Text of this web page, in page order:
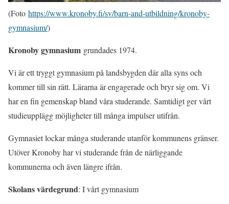
(Foto https://www.kronoby.fi/sv/barn-and-utbildning/kronoby-
gymnasium/)
Kronoby gymnasium grundades 1974.
Vi är ett tryggt gymnasium på landsbygden där alla syns och
kommer till sin rätt. Lärarna är engagerade och bryr sig om. Vi
har en fin gemenskap bland våra studerande. Samtidigt ger vårt
studieupplägg möjligheter till många impulser utifrån.
Gymnasiet lockar många studerande utanför kommunens gränser.
Utöver Kronoby har vi studerande från de närliggande
kommunerna och även längre ifrån.
Skolans värdegrund: I vårt gymnasium